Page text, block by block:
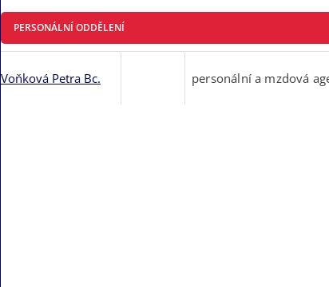
PERSONÁLNÍ ODDĚLENÍ
Voňková Petra Bc. personální a mzdová